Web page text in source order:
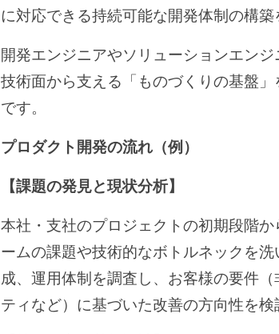
に対応できる持続可能な開発体制の構築
開発エンジニアやソリューションエン
技術面から支える「ものづくりの基盤
です。
プロダクト開発の流れ（例）
【課題の発見と現状分析】
本社・支社のプロジェクトの初期段階
ームの課題や技術的なボトルネックを
成、運用体制を調査し、お客様の要件
ティなど）に基づいた改善の方向性を検